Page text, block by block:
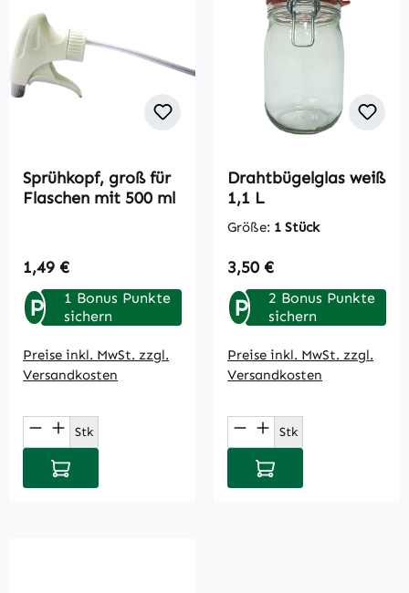
Sprühkopf, groß für
Flaschen mit 500 ml
Regulärer Preis:
1,49 €
P
1 Bonus Punkte
sichern
Preise inkl. MwSt. zzgl.
Versandkosten
Produkt Anzahl: Gib den gewünschten
Stk
In den Warenkorb
Drahtbügelglas weiß
1,1 L
Größe: 1 Stück
Regulärer Preis:
3,50 €
P
2 Bonus Punkte
sichern
Preise inkl. MwSt. zzgl.
Versandkosten
Produkt Anzahl:
Stk
In den Warenkorb